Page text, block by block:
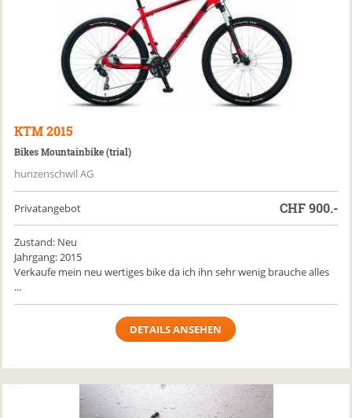
KTM 2015
Bikes Mountainbike (trial)
hunzenschwil AG
Privatangebot CHF900.-
Zustand: Neu
Jahrgang: 2015
Verkaufe mein neu wertiges bike da ich ihn sehr wenig brauche alles
...
DETAILS ANSEHEN